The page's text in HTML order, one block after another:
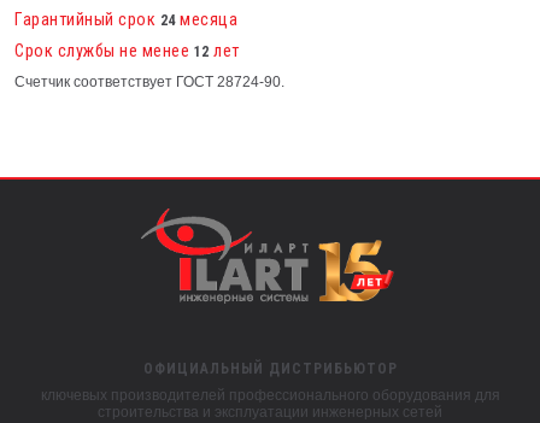
Гарантийный срок 24месяца
Срок службы не менее 12 лет
Счетчик соответствует ГОСТ 28724-90.
ОФИЦИАЛЬНЫЙ ДИСТРИБЬЮТОР
ключевых производителей профессионального оборудования для
строительства и эксплуатации инженерных сетей